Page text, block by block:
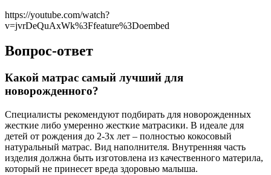
https://youtube.com/watch?
v=jvrDeQuAxWk%3Ffeature%3Doembed
Вопрос-ответ
Какой матрас самый лучший для
новорожденного?
Специалисты рекомендуют подбирать для новорожденных
жесткие либо умеренно жесткие матрасики. В идеале для
детей от рождения до 2-3х лет – полностью кокосовый
натуральный матрас. Вид наполнителя. Внутренняя часть
изделия должна быть изготовлена из качественного материла,
который не принесет вреда здоровью малыша.